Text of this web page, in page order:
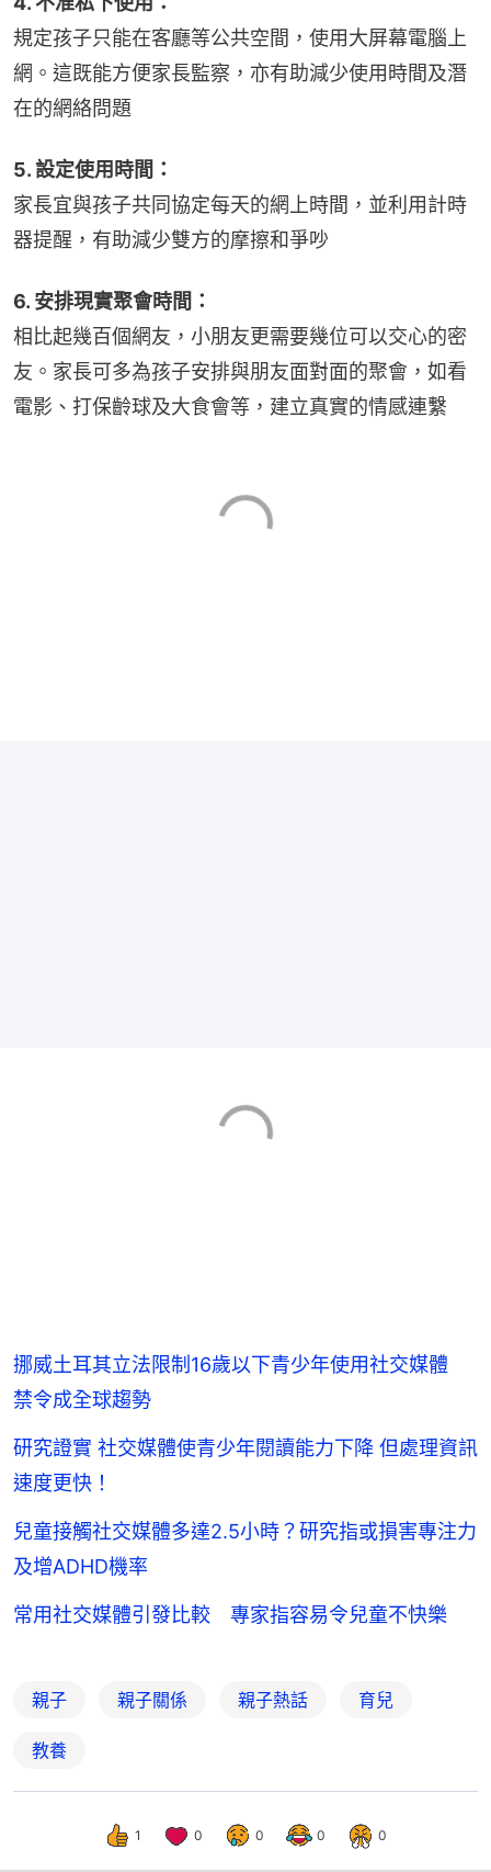
規定孩子只能在客廳等公共空間，使用大屏幕電腦上
網。這既能方便家長監察，亦有助減少使用時間及潛
在的網絡問題
5. 設定使用時間：
家長宜與孩子共同協定每天的網上時間，並利用計時
器提醒，有助減少雙方的摩擦和爭吵
6. 安排現實聚會時間：
相比起幾百個網友，小朋友更需要幾位可以交心的密
友。家長可多為孩子安排與朋友面對面的聚會，如看
電影、打保齡球及大食會等，建立真實的情感連繫
挪威土耳其立法限制16歲以下青少年使用社交媒體
禁令成全球趨勢
研究證實 社交媒體使青少年閱讀能力下降 但處理資訊
速度更快！
兒童接觸社交媒體多達2.5小時？研究指或損害專注力
及增ADHD機率
常用社交媒體引發比較 專家指容易令兒童不快樂
親子 親子關係 親子熱話 育兒
教養
1 0 0 0 0